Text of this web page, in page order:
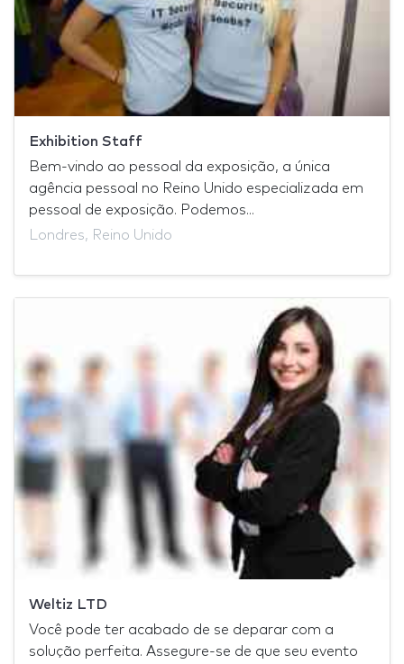
Exhibition Staff
Bem-vindo ao pessoal da exposição, a única
agência pessoal no Reino Unido especializada em
pessoal de exposição. Podemos...
Londres, Reino Unido
Weltiz LTD
Você pode ter acabado de se deparar com a
solução perfeita. Assegure-se de que seu evento